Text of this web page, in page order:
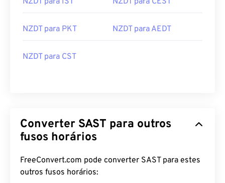
NZDT para PKT NZDT para AEDT
NZDT para CST
Converter SAST para outros
fusos horários
FreeConvert.com pode converter SAST para estes
outros fusos horários: